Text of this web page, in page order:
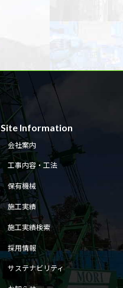
Site Information
会社案内
工事内容・工法
保有機械
施工実績
施工実績検索
採用情報
サステナビリティ